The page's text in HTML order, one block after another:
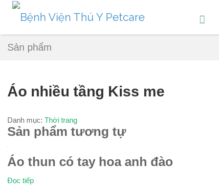
Sản phẩm
Áo nhiều tầng Kiss me
Danh mục: Thời trang
Sản phẩm tương tự
Áo thun có tay hoa anh đào
Đọc tiếp